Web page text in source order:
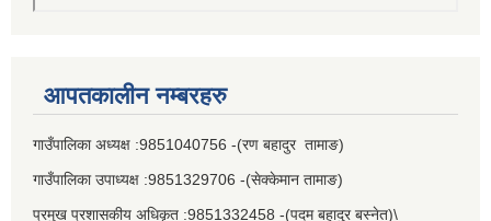
आपतकालीन नम्बरहरु
गाउँपालिका अध्यक्ष :9851040756 -(रण बहादुर तामाङ)
गाउँपालिका उपाध्यक्ष :9851329706 -(सेक्केमान तामाङ)
प्रमुख प्रशासकीय अधिकृत :9851332458 -(पदम बहादुर बस्नेत)\